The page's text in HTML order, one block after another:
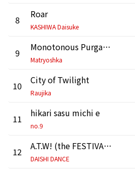
8 Roar
KASHIWA Daisuke
9 Monotonous Purgatory
Matryoshka
10 City of Twilight
Raujika
11 hikari sasu michi e
no.9
12 A.T.W! (the FESTIVAL set) feat. GILLE × SHINJI TAKEDA
DAISHI DANCE